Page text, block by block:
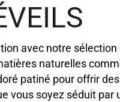
avec notre sélection
naturelles
patiné pour offrir
vous soyez séduit par